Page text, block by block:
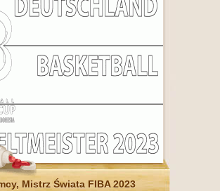
Mistrz Świata FIBA 2023